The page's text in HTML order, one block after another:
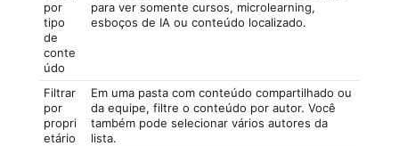
por
tipo
de
conte
údo
para ver somente cursos, microlearning,
esboços de IA ou conteúdo localizado.
Filtrar
por
propri
etário
Em uma pasta com conteúdo compartilhado ou
da equipe, filtre o conteúdo por autor. Você
também pode selecionar vários autores da
lista.